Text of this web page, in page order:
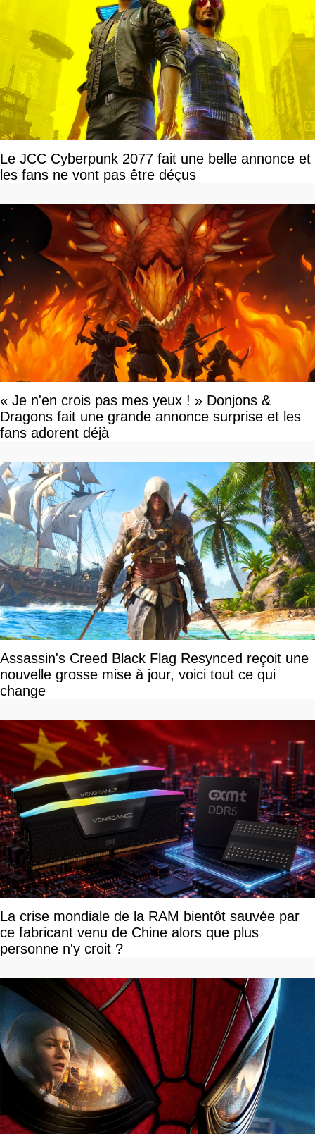
Le JCC Cyberpunk 2077 fait une belle annonce et
les fans ne vont pas être déçus
« Je n'en crois pas mes yeux ! » Donjons &
Dragons fait une grande annonce surprise et les
fans adorent déjà
Assassin's Creed Black Flag Resynced reçoit une
nouvelle grosse mise à jour, voici tout ce qui
change
La crise mondiale de la RAM bientôt sauvée par
ce fabricant venu de Chine alors que plus
personne n'y croit ?